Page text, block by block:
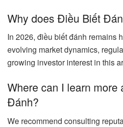
Why does Điều Biết
In 2026, điều biết đánh remains
evolving market dynamics,
growing investor interest in this
Where can I learn
Đánh?
We recommend consulting